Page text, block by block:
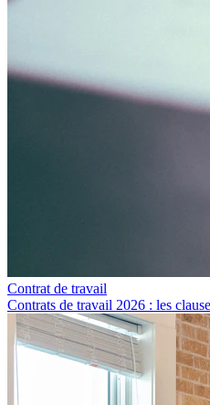
Contrat de travail
Contrats de travail 2026 : les